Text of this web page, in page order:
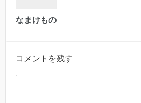
なまけもの
コメントを残す